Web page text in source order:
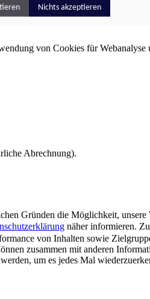
von Cookies für Webanalyse
Abrechnung).
Gründen die Möglichkeit,
näher informieren.
von Inhalten sowie
zusammen mit anderen
um es jedes Mal
Nichts akzeptieren